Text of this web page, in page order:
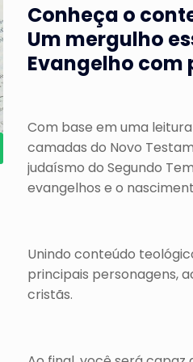
Conheça o
Um mergulho
Evangelho
Com base em uma
camadas do Novo
judaísmo do Segundo
evangelhos e o
Unindo conteúdo
principais personagens,
cristãs.